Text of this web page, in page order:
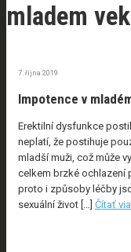
mladem
7. října 2019
Impotence v
Erektilní dysfunkce
neplatí, že postihuje
mladší muži, což může
celkem brzké ochlazení
proto i způsoby léčby
sexuální život […] Čítať